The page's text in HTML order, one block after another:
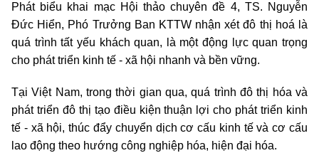
Phát biểu khai mạc Hội thảo chuyên đề 4, TS. Nguyễn
Đức Hiển, Phó Trưởng Ban KTTW nhận xét đô thị hoá là
quá trình tất yếu khách quan, là một động lực quan trọng
cho phát triển kinh tế - xã hội nhanh và bền vững.
Tại Việt Nam, trong thời gian qua, quá trình đô thị hóa và
phát triển đô thị tạo điều kiện thuận lợi cho phát triển kinh
tế - xã hội, thúc đẩy chuyển dịch cơ cấu kinh tế và cơ cấu
lao động theo hướng công nghiệp hóa, hiện đại hóa.